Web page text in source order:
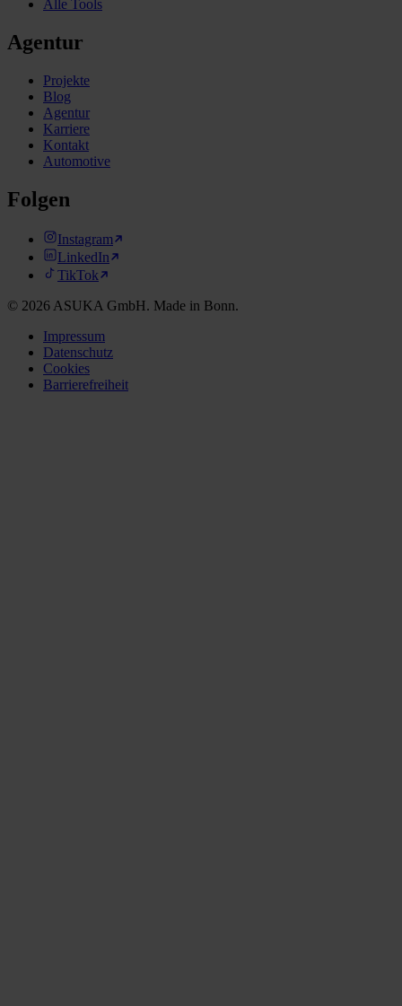
Alle Tools
Agentur
Projekte
Blog
Agentur
Karriere
Kontakt
Automotive
Folgen
Instagram
LinkedIn
TikTok
© 2026 ASUKA GmbH. Made in Bonn.
Impressum
Datenschutz
Cookies
Barrierefreiheit